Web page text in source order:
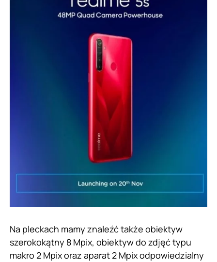
Na pleckach mamy znaleźć także obiektyw
szerokokątny 8 Mpix, obiektyw do zdjęć typu
makro 2 Mpix oraz aparat 2 Mpix odpowiedzialny